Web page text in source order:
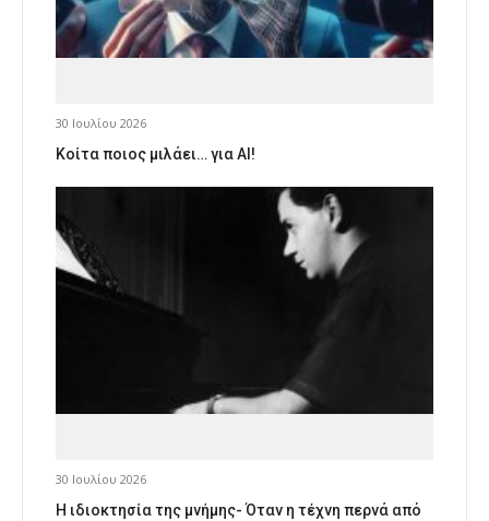
30 Ιουλίου 2026
Κοίτα ποιος μιλάει… για AI!
30 Ιουλίου 2026
Η ιδιοκτησία της μνήμης- Όταν η τέχνη περνά από